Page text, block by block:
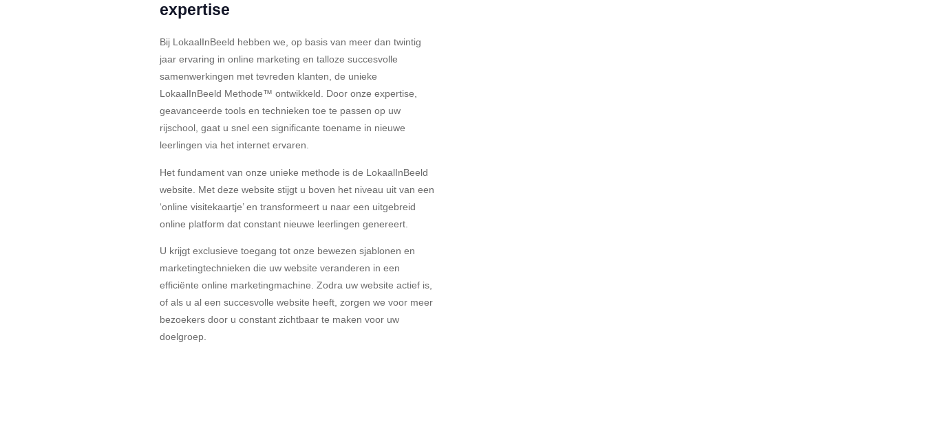
expertise
Bij LokaalInBeeld hebben we, op basis van meer dan twintig
jaar ervaring in online marketing en talloze succesvolle
samenwerkingen met tevreden klanten, de unieke
LokaalInBeeld Methode™️ ontwikkeld. Door onze expertise,
geavanceerde tools en technieken toe te passen op uw
rijschool, gaat u snel een significante toename in nieuwe
leerlingen via het internet ervaren.
Het fundament van onze unieke methode is de LokaalInBeeld
website. Met deze website stijgt u boven het niveau uit van een
‘online visitekaartje’ en transformeert u naar een uitgebreid
online platform dat constant nieuwe leerlingen genereert.
U krijgt exclusieve toegang tot onze bewezen sjablonen en
marketingtechnieken die uw website veranderen in een
efficiënte online marketingmachine. Zodra uw website actief is,
of als u al een succesvolle website heeft, zorgen we voor meer
bezoekers door u constant zichtbaar te maken voor uw
doelgroep.